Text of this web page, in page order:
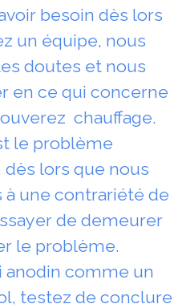
besoin dès lors
un équipe, nous
doutes et nous
en ce qui concerne
chauffage.
le problème
lors que nous
une contrariété de
de demeurer
le problème.
anodin comme un
testez de conclure